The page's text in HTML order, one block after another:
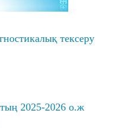
тексеру
2025-2026 о.ж